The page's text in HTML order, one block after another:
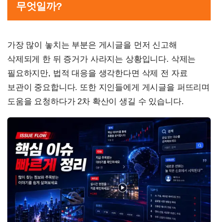
무엇일까?
가장 많이 놓치는 부분은 게시글을 먼저 신고해
삭제되게 한 뒤 증거가 사라지는 상황입니다. 삭제는
필요하지만, 법적 대응을 생각한다면 삭제 전 자료
보관이 중요합니다. 또한 지인들에게 게시글을 퍼뜨리며
도움을 요청하다가 2차 확산이 생길 수 있습니다.